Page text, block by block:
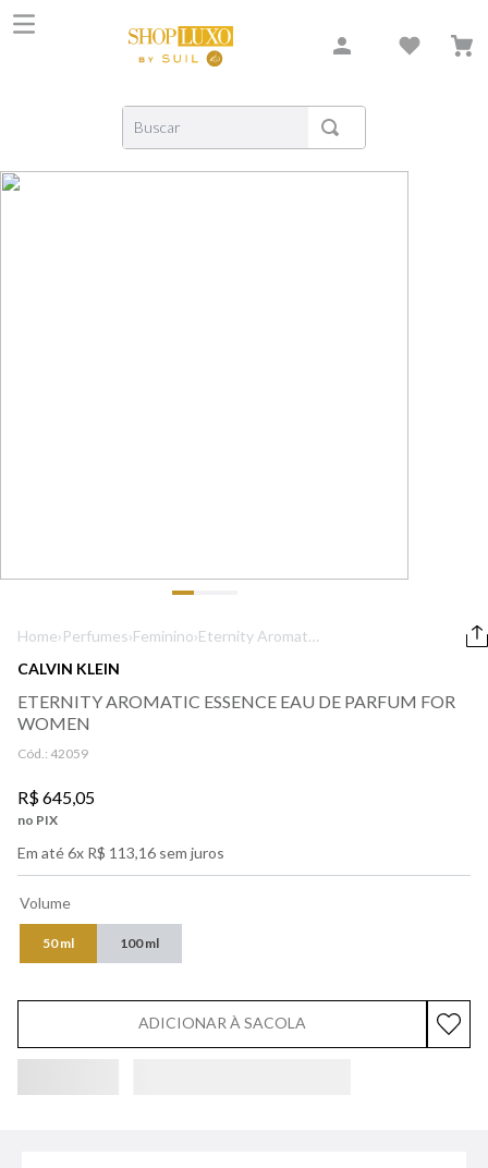
Buscar
Home›Perfumes›Feminino›Eternity Aromatic
Women
CALVIN KLEIN
ETERNITY AROMATIC ESSENCE EAU DE PARFUM FOR
WOMEN
Cód.: 42059
R$645,05
no PIX
Em até6x R$ 113,16 sem juros
Volume
50 ml 100 ml
ADICIONAR À SACOLA